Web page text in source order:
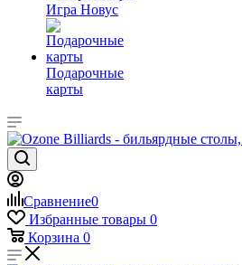
Игра Новус
Подарочные
карты
Сравнение0
Избранные товары 0
Корзина 0